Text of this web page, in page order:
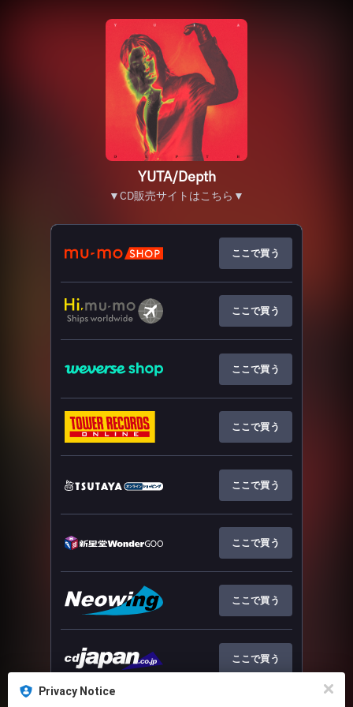
Privacy Notice
YUTA/Depth
▼CD販売サイトはこちら▼
ここで買う
ここで買う
ここで買う
ここで買う
ここで買う
ここで買う
ここで買う
ここで買う